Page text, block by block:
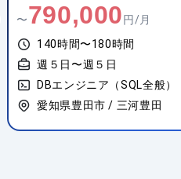
〜790,000 円/月
140時間〜180時間
週５日〜週５日
DBエンジニア（SQL全般）
愛知県豊田市 / 三河豊田